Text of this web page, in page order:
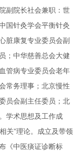
副院长社会兼职：世
国针灸学会平衡针灸
脏康复专业委员会副
；中华慈善总会大健
管病专业委员会老年
常务理事；北京慢性
员会副主任委员；北
学术思想及工作成
关”理论。成立及带领
《中医痰证诊断标